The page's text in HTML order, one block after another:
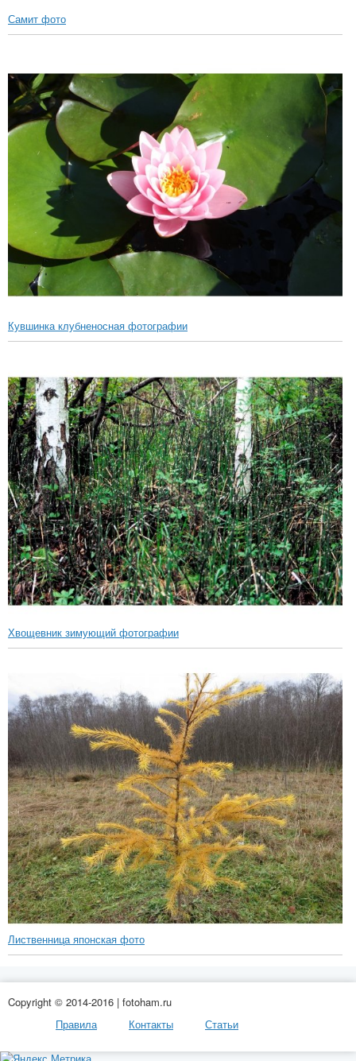
Самит фото
Кувшинка клубненосная фотографии
Хвощевник зимующий фотографии
Лиственница японская фото
Copyright © 2014-2016 | fotoham.ru
Правила
Контакты Статьи